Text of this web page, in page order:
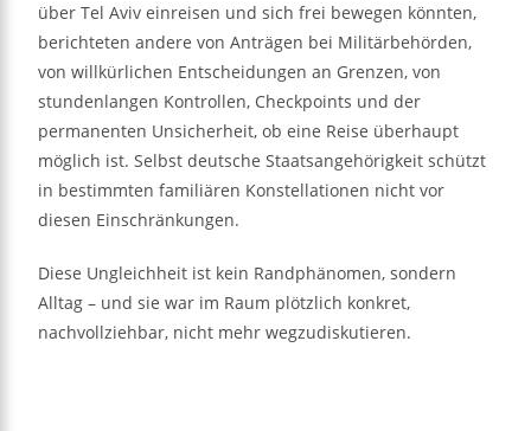
über Tel Aviv einreisen und sich frei bewegen könnten,
berichteten andere von Anträgen bei Militärbehörden,
von willkürlichen Entscheidungen an Grenzen, von
stundenlangen Kontrollen, Checkpoints und der
permanenten Unsicherheit, ob eine Reise überhaupt
möglich ist. Selbst deutsche Staatsangehörigkeit schützt
in bestimmten familiären Konstellationen nicht vor
diesen Einschränkungen.
Diese Ungleichheit ist kein Randphänomen, sondern
Alltag – und sie war im Raum plötzlich konkret,
nachvollziehbar, nicht mehr wegzudiskutieren.